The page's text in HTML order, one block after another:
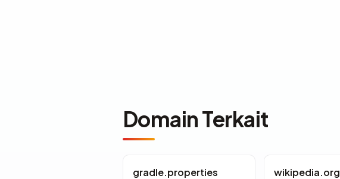
Domain Terkait
gradle.properties wikipedia.org